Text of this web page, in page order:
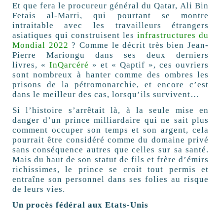
Et que fera le procureur général du Qatar, Ali Bin
Fetais al-Marri, qui pourtant se montre
intraitable avec les travailleurs étrangers
asiatiques qui construisent lesinfrastructures du
Mondial 2022 ? Comme le décrit très bien Jean-
Pierre Mariongu dans ses deux derniers
livres, « InQarcéré » et « Qaptif », ces ouvriers
sont nombreux à hanter comme des ombres les
prisons de la pétromonarchie, et encore c’est
dans le meilleur des cas, lorsqu’ils survivent…
Si l’histoire s’arrêtait là, à la seule mise en
danger d’un prince milliardaire qui ne sait plus
comment occuper son temps et son argent, cela
pourrait être considéré comme du domaine privé
sans conséquence autres que celles sur sa santé.
Mais du haut de son statut de fils et frère d’émirs
richissimes, le prince se croit tout permis et
entraîne son personnel dans ses folies au risque
de leurs vies.
Un procès fédéral aux Etats-Unis